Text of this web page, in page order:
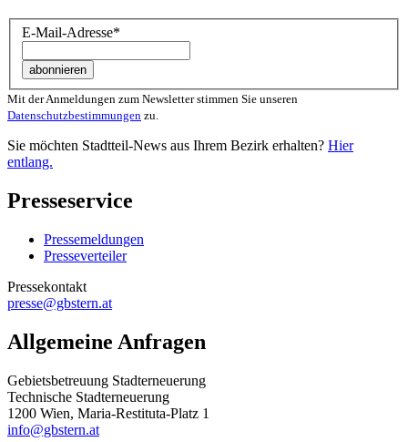
E-Mail-Adresse*
Mit der Anmeldungen zum Newsletter stimmen Sie unseren
Datenschutzbestimmungen zu.
Sie möchten Stadtteil-News aus Ihrem Bezirk erhalten? Hier
entlang.
Presseservice
Pressemeldungen
Presseverteiler
Pressekontakt
presse@gbstern.at
Allgemeine Anfragen
Gebietsbetreuung Stadterneuerung
Technische Stadterneuerung
1200 Wien, Maria-Restituta-Platz 1
info@gbstern.at